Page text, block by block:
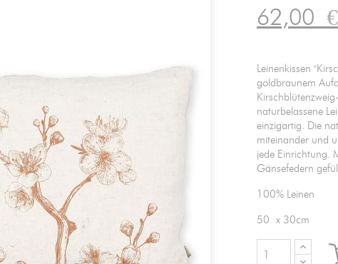
62,00€
Leinenkissen
goldbraunem
naturbelassene
einzigartig. Die
miteinander und
jede Einrichtung.
Gänsefedern
100% Leinen
50 x 30cm